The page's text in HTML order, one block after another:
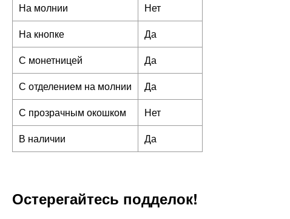
На молнии
Нет
На кнопке
Да
С монетницей
Да
С отделением на молнии
Да
С прозрачным окошком
Нет
В наличии
Да
Остерегайтесь подделок!